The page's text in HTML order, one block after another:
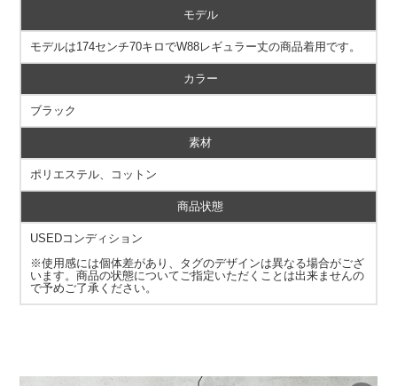
モデル
モデルは174センチ70キロでW88レギュラー丈の商品着用です。
カラー
ブラック
素材
ポリエステル、コットン
商品状態
USEDコンディション
※使用感には個体差があり、タグのデザインは異なる場合がござ
います。商品の状態についてご指定いただくことは出来ませんの
で予めご了承ください。